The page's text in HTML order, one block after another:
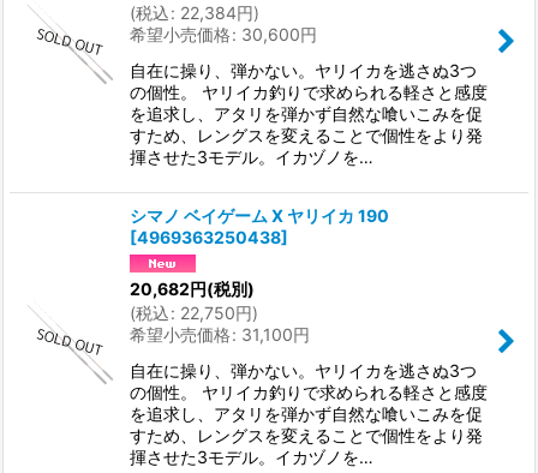
(税込: 22,384円)
希望小売価格: 30,600円
自在に操り、弾かない。ヤリイカを逃さぬ3つ
の個性。 ヤリイカ釣りで求められる軽さと感度
を追求し、アタリを弾かず自然な喰いこみを促
すため、レングスを変えることで個性をより発
揮させた3モデル。イカヅノを…
シマノ ベイゲーム X ヤリイカ 190
[4969363250438]
20,682円(税別)
(税込: 22,750円)
希望小売価格: 31,100円
自在に操り、弾かない。ヤリイカを逃さぬ3つ
の個性。 ヤリイカ釣りで求められる軽さと感度
を追求し、アタリを弾かず自然な喰いこみを促
すため、レングスを変えることで個性をより発
揮させた3モデル。イカヅノを…